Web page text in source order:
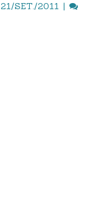
21/SET./2011